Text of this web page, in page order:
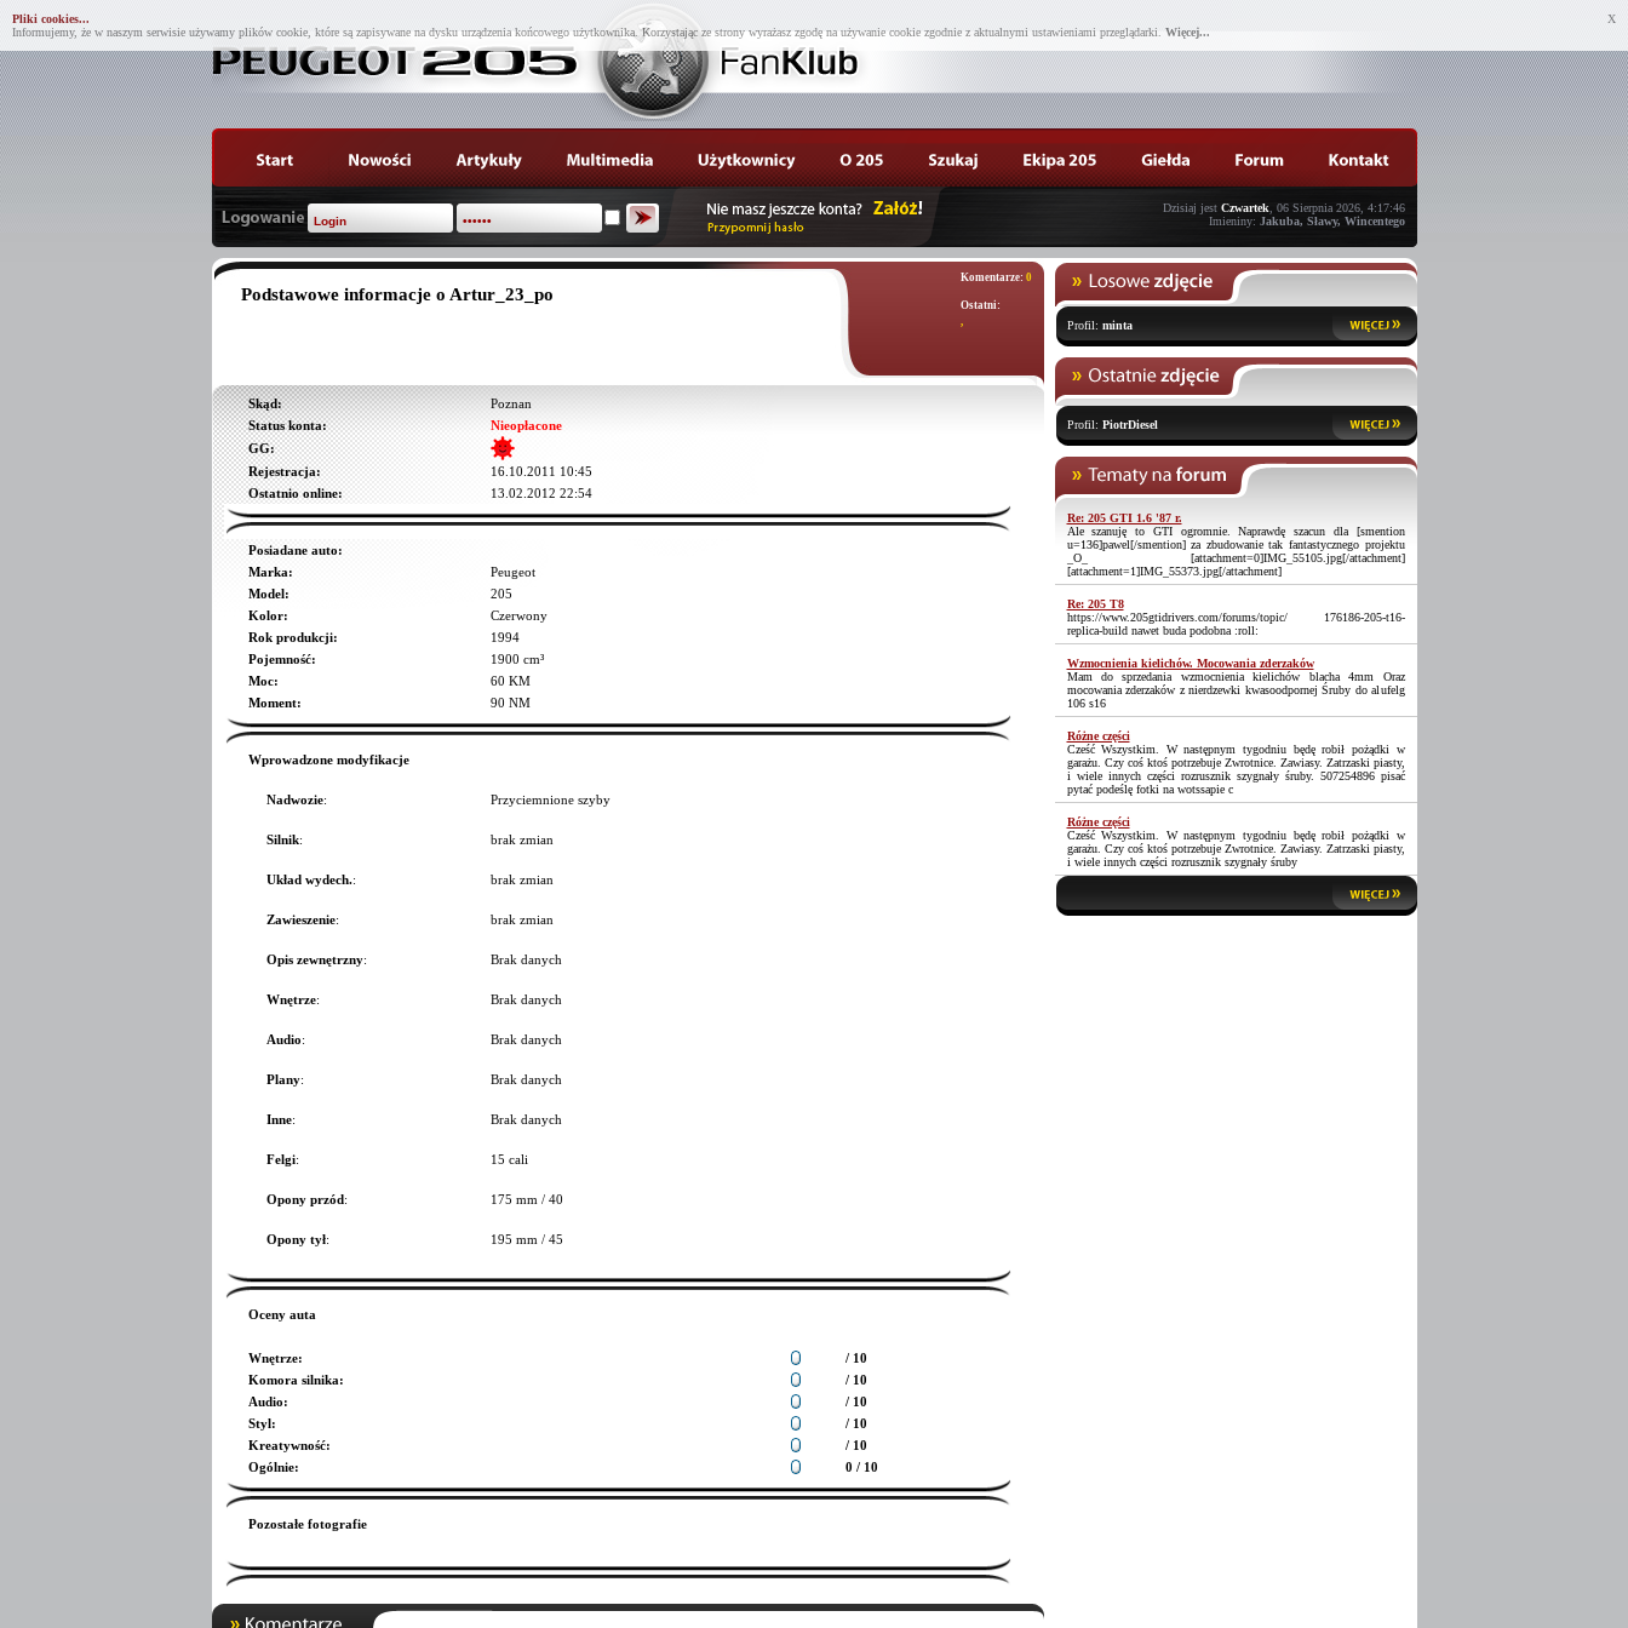
X
Pliki cookies...
Informujemy, że w naszym serwisie używamy plików cookie, które są zapisywane na dysku urządzenia końcowego użytkownika. Korzystając ze strony wyrażasz zgodę na używanie cookie zgodnie z aktualnymi ustawieniami przeglądarki. Więcej...
Dzisiaj jest Czwartek , 06 Sierpnia 2026, 4:17:46
Imieniny: Jakuba, Sławy, Wincentego
Podstawowe informacje o Artur_23_po
Komentarze: 0
Ostatni:
,
Skąd:
Poznan
Status konta:
Nieopłacone
GG:
Rejestracja:
16.10.2011 10:45
Ostatnio online:
13.02.2012 22:54
Posiadane auto:
Marka:
Peugeot
Model:
205
Kolor:
Czerwony
Rok produkcji:
1994
Pojemność:
1900 cm³
Moc:
60 KM
Moment:
90 NM
Wprowadzone modyfikacje
Nadwozie: Przyciemnione szyby
Silnik: brak zmian
Układ wydech.: brak zmian
Zawieszenie: brak zmian
Opis zewnętrzny: Brak danych
Wnętrze: Brak danych
Audio: Brak danych
Plany: Brak danych
Inne: Brak danych
Felgi: 15 cali
Opony przód: 175 mm / 40
Opony tył: 195 mm / 45
Oceny auta
Wnętrze:
/ 10
Komora silnika:
/ 10
Audio:
/ 10
Styl:
/ 10
Kreatywność:
/ 10
Ogólnie: 0 / 10
Pozostałe fotografie
Profil: minta
Profil: PiotrDiesel
Re: 205 GTI 1.6 '87 r.
Ale szanuję to GTI ogromnie. Naprawdę szacun dla [smention
u=136]pawel[/smention] za zbudowanie tak fantastycznego projektu
_O_ [attachment=0]IMG_55105.jpg[/attachment]
[attachment=1]IMG_55373.jpg[/attachment]
Re: 205 T8
https://www.205gtidrivers.com/forums/topic/ 176186-205-t16-
replica-build nawet buda podobna :roll:
Wzmocnienia kielichów. Mocowania zderzaków
Mam do sprzedania wzmocnienia kielichów blacha 4mm Oraz
mocowania zderzaków z nierdzewki kwasoodpornej Śruby do alufelg
106 s16
Różne części
Cześć Wszystkim. W następnym tygodniu będę robił pożądki w
garażu. Czy coś ktoś potrzebuje Zwrotnice. Zawiasy. Zatrzaski piasty,
i wiele innych części rozrusznik szygnały śruby. 507254896 pisać
pytać podeślę fotki na wotssapie c
Różne części
Cześć Wszystkim. W następnym tygodniu będę robił pożądki w
garażu. Czy coś ktoś potrzebuje Zwrotnice. Zawiasy. Zatrzaski piasty,
i wiele innych części rozrusznik szygnały śruby